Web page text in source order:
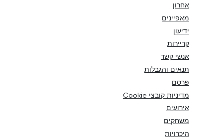
אחרון
מאפיינים
ידיעון
קריירות
אנשי קשר
תנאים והגבלות
פרסם
מדיניות קובצי Cookie
אירועים
משחקים
היכרויות